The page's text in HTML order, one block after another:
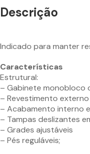
Descrição
Indicado para manter
Características
Estrutural:
– Gabinete monobloco
– Revestimento
– Acabamento interno
– Tampas deslizantes
– Grades ajustáveis
– Pés reguláveis;